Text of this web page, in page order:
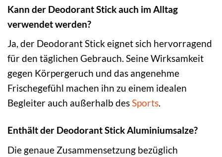
Kann der Deodorant Stick auch im Alltag
verwendet werden?
Ja, der Deodorant Stick eignet sich hervorragend
für den täglichen Gebrauch. Seine Wirksamkeit
gegen Körpergeruch und das angenehme
Frischegefühl machen ihn zu einem idealen
Begleiter auch außerhalb desSports.
Enthält der Deodorant Stick Aluminiumsalze?
Die genaue Zusammensetzung bezüglich